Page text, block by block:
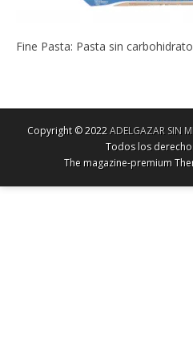
Fine Pasta: Pasta sin
Copyright © 2022ADELGAZAR SIN
Todos los
The magazine-premium